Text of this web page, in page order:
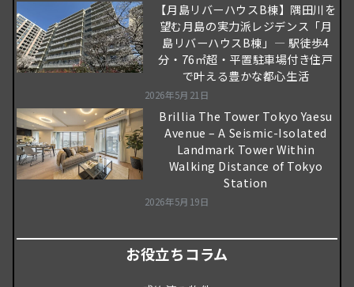
【月島リバーハウスB棟】隅田川を
望む月島の実力派レジデンス「月
島リバーハウスB棟」― 駅徒歩4
分・76㎡超・平置駐車場付き住戸
で叶える豊かな都心生活
2026年5月21日
Brillia The Tower Tokyo Yaesu
Avenue – A Seismic-Isolated
Landmark Tower Within
Walking Distance of Tokyo
Station
2026年5月19日
お役立ちコラム